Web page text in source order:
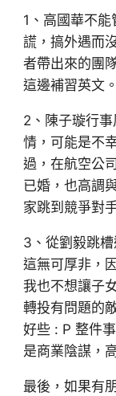
1、高國華不
謊，搞外遇而
者帶出來的團
這邊補習英文。
2、陳子璇行
情，可能是不
過，在航空公
已婚，也高調
家跳到競爭對
3、從劉毅跳
這無可厚非，
我也不想讓子
轉投有問題的
好些 : P 整件
是商業陰謀，
最後，如果有